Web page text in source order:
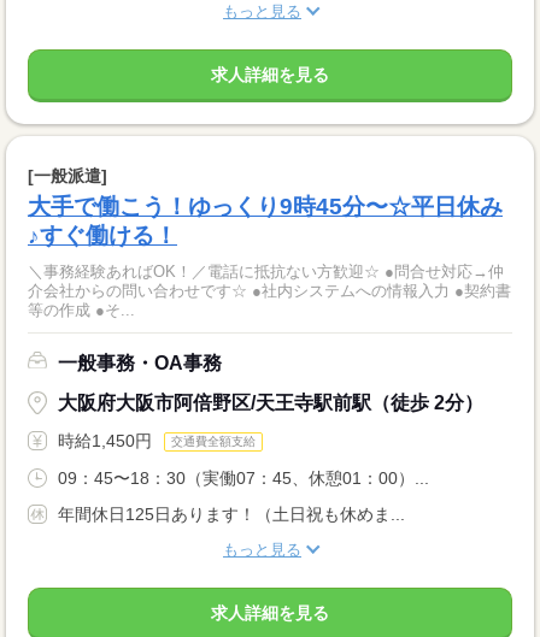
もっと見る
求人詳細を見る
[一般派遣]
大手で働こう！ゆっくり9時45分〜☆平日休み
♪すぐ働ける！
＼事務経験あればOK！／電話に抵抗ない方歓迎☆ ●問合せ対応→仲
介会社からの問い合わせです☆ ●社内システムへの情報入力 ●契約書
等の作成 ●そ...
一般事務・OA事務
大阪府大阪市阿倍野区/天王寺駅前駅（徒歩 2分）
時給1,450円 交通費全額支給
09：45〜18：30（実働07：45、休憩01：00）...
年間休日125日あります！（土日祝も休めま...
もっと見る
求人詳細を見る